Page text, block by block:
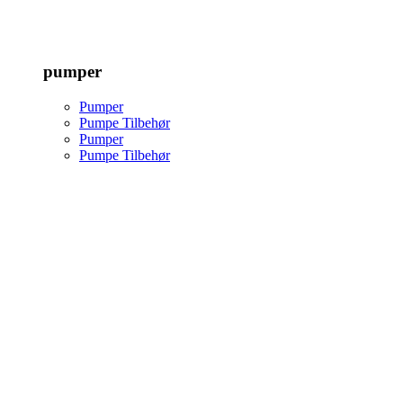
pumper
Pumper
Pumpe Tilbehør
Pumper
Pumpe Tilbehør